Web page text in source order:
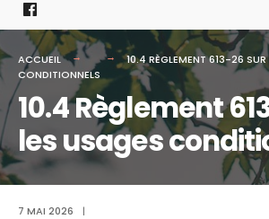
ACCUEIL
10.4 RÈGLEMENT 613-26 SUR
CONDITIONNELS
10.4 Règlement
les usages
7 MAI 2026 |